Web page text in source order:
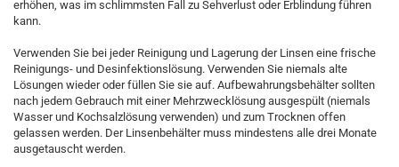
erhöhen, was im schlimmsten Fall zu Sehverlust oder Erblindung führen
kann.
Verwenden Sie bei jeder Reinigung und Lagerung der Linsen eine frische
Reinigungs- und Desinfektionslösung. Verwenden Sie niemals alte
Lösungen wieder oder füllen Sie sie auf. Aufbewahrungsbehälter sollten
nach jedem Gebrauch mit einer Mehrzwecklösung ausgespült (niemals
Wasser und Kochsalzlösung verwenden) und zum Trocknen offen
gelassen werden. Der Linsenbehälter muss mindestens alle drei Monate
ausgetauscht werden.